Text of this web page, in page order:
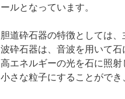
ールとなっています。
胆道砕石器の特徴としては
波砕石器は、音波を用いて
高エネルギーの光を石に照
小さな粒子にすることができ